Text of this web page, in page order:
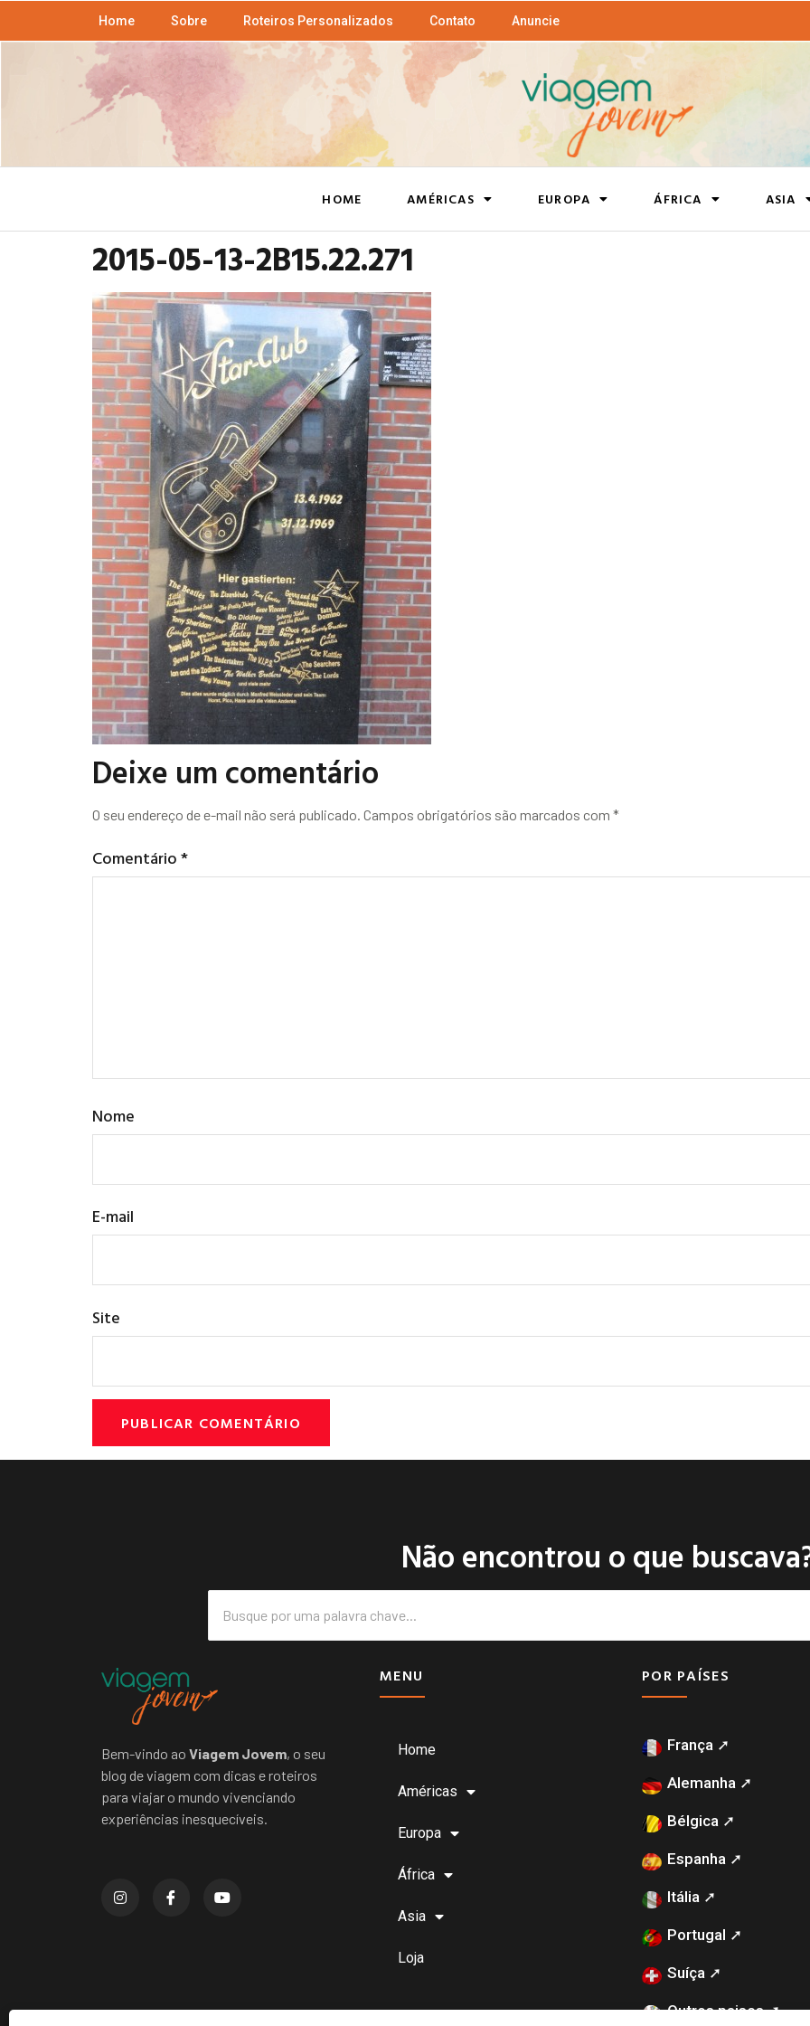
Home Sobre Roteiros Personalizados Contato Anuncie
HOME AMÉRICAS EUROPA ÁFRICA ASIA
2015-05-13-2B15.22.271
Deixe um comentário
O seu endereço de e-mail não será publicado. Campos obrigatórios são marcados com *
Comentário*
Nome
E-mail
Site
Não encontrou o que
Bem-vindo ao Viagem Jovem, o seu
blog de viagem com dicas e roteiros
para viajar o mundo vivenciando
experiências inesquecíveis.
MENU
Home
Américas
Europa
África
Asia
Loja
POR PAÍSES
França ➚
Alemanha ➚
Bélgica ➚
Espanha ➚
Itália ➚
Portugal ➚
Suíça ➚
Outros paises ➚